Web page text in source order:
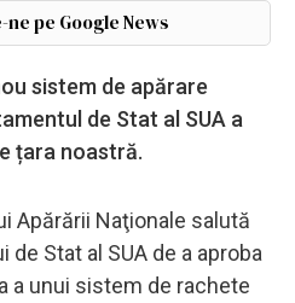
pe Google News
sistem de apărare
de Stat al SUA a
țara noastră.
Apărării Naţionale salută
Stat al SUA de a aproba
a unui sistem de rachete